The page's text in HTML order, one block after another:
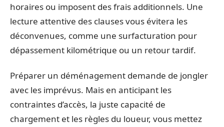
horaires ou imposent des frais additionnels. Une
lecture attentive des clauses vous évitera les
déconvenues, comme une surfacturation pour
dépassement kilométrique ou un retour tardif.
Préparer un déménagement demande de jongler
avec les imprévus. Mais en anticipant les
contraintes d’accès, la juste capacité de
chargement et les règles du loueur, vous mettez